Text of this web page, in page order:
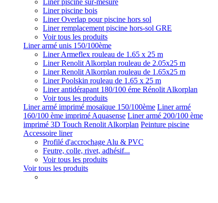
Liner piscine sur-mesure
Liner piscine bois
Liner Overlap pour piscine hors sol
Liner remplacement piscine hors-sol GRE
Voir tous les produits
Liner armé unis 150/100ème
Liner Armeflex rouleau de 1.65 x 25 m
Liner Renolit Alkorplan rouleau de 2.05x25 m
Liner Renolit Alkorplan rouleau de 1.65x25 m
Liner Poolskin rouleau de 1.65 x 25 m
Liner antidérapant 180/100 éme Rénolit Alkorplan
Voir tous les produits
Liner armé imprimé mosaïque 150/100ème Liner armé
160/100 ème imprimé Aquasense Liner armé 200/100 ème
imprimé 3D Touch Renolit Alkorplan Peinture piscine
Accessoire liner
Profilé d'accrochage Alu & PVC
Feutre, colle, rivet, adhésif...
Voir tous les produits
Voir tous les produits